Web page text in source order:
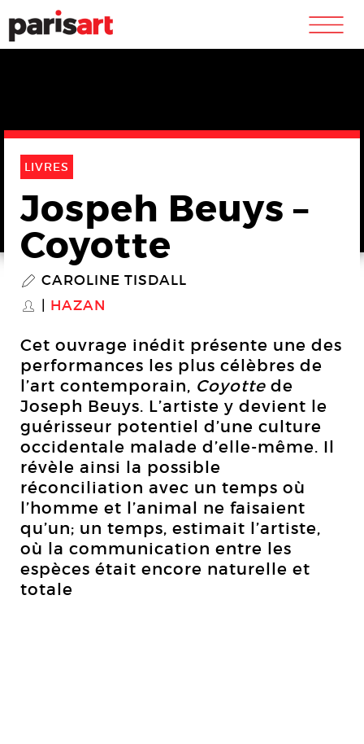
m
LIVRES
Jospeh Beuys –
Coyotte
P CAROLINE TISDALL
S HAZAN
Cet ouvrage inédit présente une des
performances les plus célèbres de
l’art contemporain, Coyotte de
Joseph Beuys. L’artiste y devient le
guérisseur potentiel d’une culture
occidentale malade d’elle-même. Il
révèle ainsi la possible
réconciliation avec un temps où
l’homme et l’animal ne faisaient
qu’un; un temps, estimait l’artiste,
où la communication entre les
espèces était encore naturelle et
totale